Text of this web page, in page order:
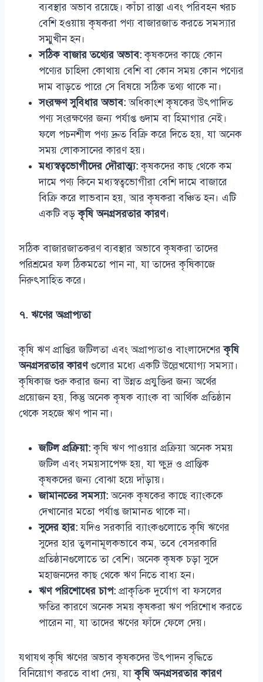
ব্যবস্থার অভাব রয়েছে। কাঁচা রাস্তা এবং পরিবহন খরচ
বেশি হওয়ায় কৃষকরা পণ্য বাজারজাত করতে সমস্যার
সম্মুখীন হন।
সঠিক বাজার তথ্যের অভাব:কৃষকদের কাছে কোন
পণ্যের চাহিদা কোথায় বেশি বা কোন সময় কোন পণ্যের
দাম বাড়তে পারে সে বিষয়ে সঠিক তথ্য থাকে না।
সংরক্ষণ সুবিধার অভাব:অধিকাংশ কৃষকের উৎপাদিত
পণ্য সংরক্ষণের জন্য পর্যাপ্ত গুদাম বা হিমাগার নেই।
ফলে পচনশীল পণ্য দ্রুত বিক্রি করে দিতে হয়, যা অনেক
সময় লোকসানের কারণ হয়।
মধ্যস্বত্বভোগীদের দৌরাত্ম্য:কৃষকদের কাছ থেকে কম
দামে পণ্য কিনে মধ্যস্বত্বভোগীরা বেশি দামে বাজারে
বিক্রি করে লাভবান হয়, আর কৃষকরা বঞ্চিত হন। এটি
একটি বড়কৃষি অনগ্রসরতার কারণ।
সঠিক বাজারজাতকরণ ব্যবস্থার অভাবে কৃষকরা তাদের
পরিশ্রমের ফল ঠিকমতো পান না, যা তাদের কৃষিকাজে
নিরুৎসাহিত করে।
৭. ঋণের অপ্রাপ্যতা
কৃষি ঋণ প্রাপ্তির জটিলতা এবং অপ্রাপ্যতাও বাংলাদেশেরকৃষি
অনগ্রসরতার কারণগুলোর মধ্যে একটি উল্লেখযোগ্য সমস্যা।
কৃষিকাজ শুরু করার জন্য বা উন্নত প্রযুক্তির জন্য অর্থের
প্রয়োজন হয়, কিন্তু অনেক কৃষক ব্যাংক বা আর্থিক প্রতিষ্ঠান
থেকে সহজে ঋণ পান না।
জটিল প্রক্রিয়া:কৃষি ঋণ পাওয়ার প্রক্রিয়া অনেক সময়
জটিল এবং সময়সাপেক্ষ হয়, যা ক্ষুদ্র ও প্রান্তিক
কৃষকদের জন্য বোঝা হয়ে দাঁড়ায়।
জামানতের সমস্যা:অনেক কৃষকের কাছে ব্যাংককে
দেখানোর মতো পর্যাপ্ত জামানত থাকে না।
সুদের হার:যদিও সরকারি ব্যাংকগুলোতে কৃষি ঋণের
সুদের হার তুলনামূলকভাবে কম, তবে বেসরকারি
প্রতিষ্ঠানগুলোতে তা বেশি। অনেক কৃষক চড়া সুদে
মহাজনদের কাছ থেকে ঋণ নিতে বাধ্য হন।
ঋণ পরিশোধের চাপ: প্রাকৃতিক দুর্যোগ বা ফসলের
ক্ষতির কারণে অনেক সময় কৃষকরা ঋণ পরিশোধ করতে
পারেন না, যা তাদের ঋণের ফাঁদে ফেলে দেয়।
যথাযথ কৃষি ঋণের অভাব কৃষকদের উৎপাদন বৃদ্ধিতে
বিনিয়োগ করতে বাধা দেয়, যাকৃষি অনগ্রসরতার কারণ